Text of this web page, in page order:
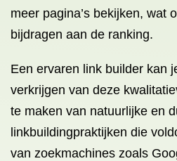
meer pagina’s bekijken, wat
bijdragen aan de ranking.
Een ervaren link builder kan
verkrijgen van deze
te maken van natuurlijke en
linkbuildingpraktijken die
van zoekmachines zoals